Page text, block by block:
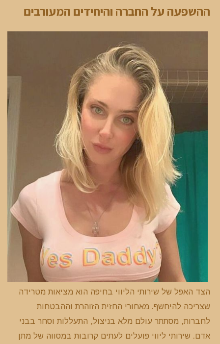
ההשפעה על החברה והיחידים המעורבים
הצד האפל של שירותי הליווי בחיפה הוא מציאות מטרידה
שצריכה להיחשף. מאחורי החזית הזוהרת וההבטחות
לחברות, מסתתר עולם מלא בניצול, התעללות וסחר בבני
אדם. שירותי ליווי פועלים לעתים קרובות במסווה של מתן